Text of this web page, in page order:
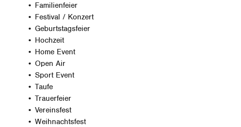
• Familienfeier
• Festival / Konzert
• Geburtstagsfeier
• Hochzeit
• Home Event
• Open Air
• Sport Event
• Taufe
• Trauerfeier
• Vereinsfest
• Weihnachtsfest